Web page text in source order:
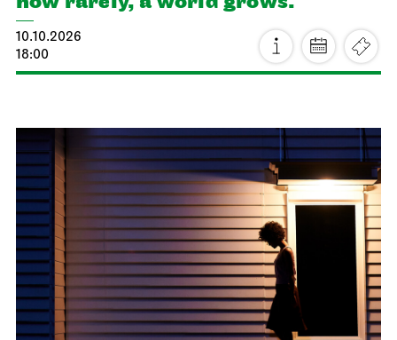
Schauspiel StuttgartSchauspielhaus
Between two people, sometimes,
how rarely, a world grows.
10.10.2026
18:00